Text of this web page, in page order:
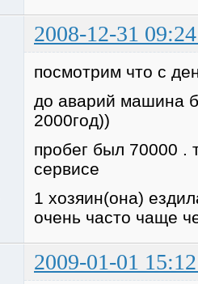
2008-12-31
посмотрим что с
до аварий машина
2000год))
пробег был 70000 .
сервисе
1 хозяин(она)
очень часто чаще
2009-01-01